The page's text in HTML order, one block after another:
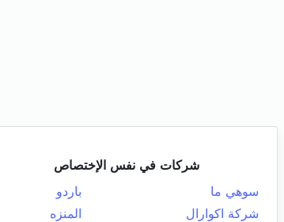
شركات في نفس الإختصاص
سوهي ما
باردو
شركة اكوارال
المنزه